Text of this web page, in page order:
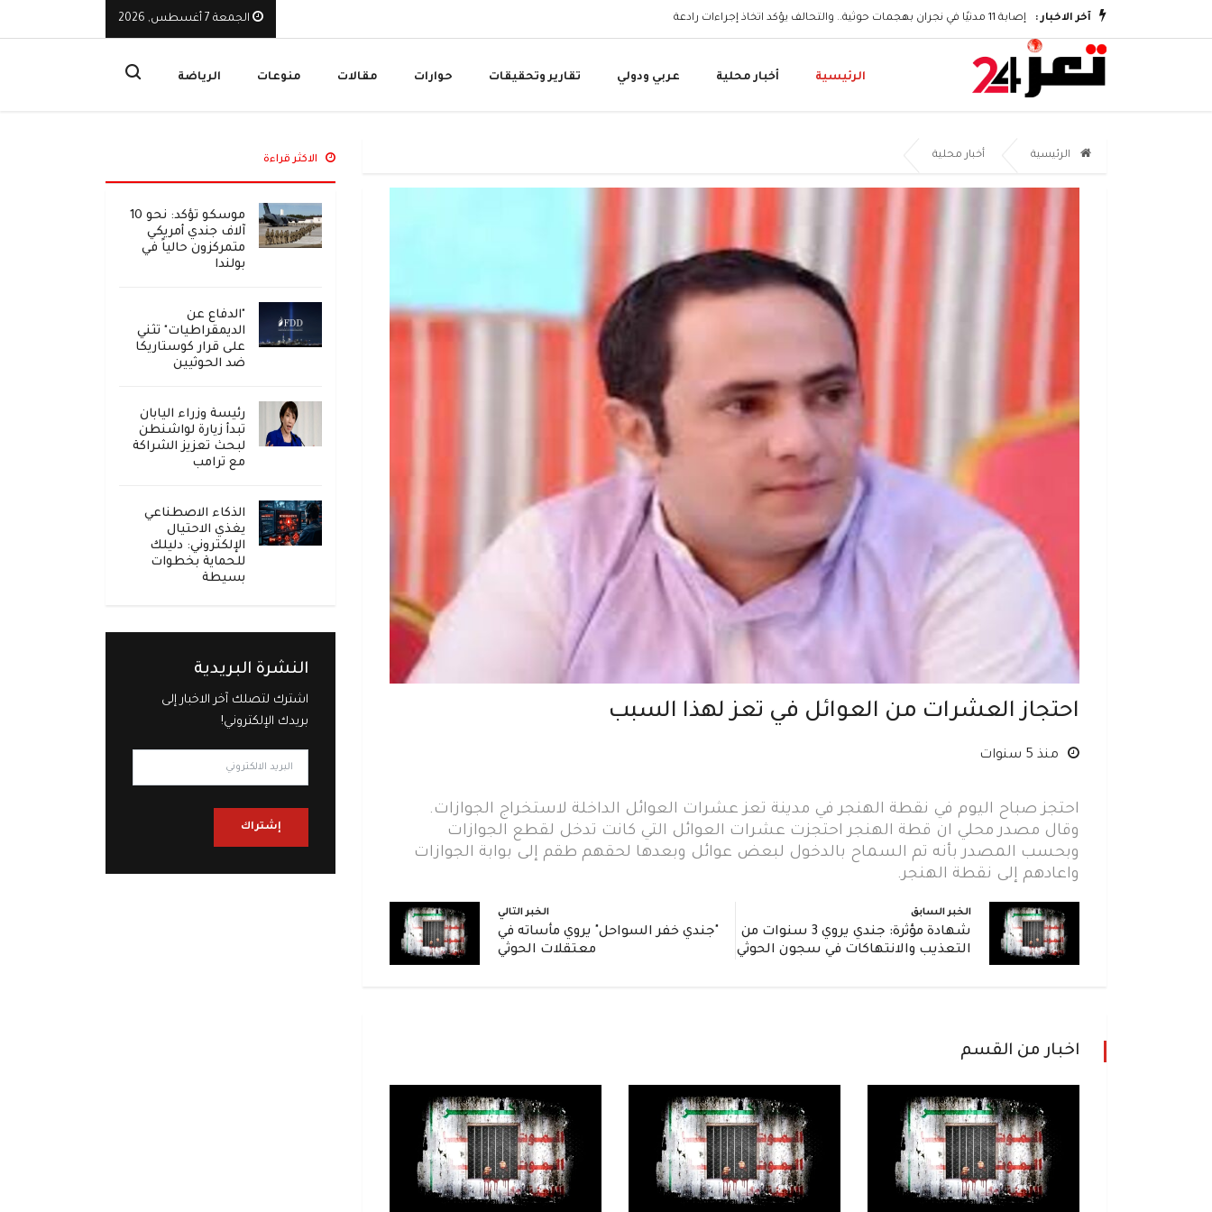
آخر الاخبار : إصابة 11 مدنيًا في نجران بهجمات حوثية.. والتحالف يؤكد اتخاذ إجراءات رادعة البنك المركزي اليمني يوقف تراخيص ثلاث منشآت صرافة ويأمر بإغلاق مقراتها
الجمعة 7 أغسطس, 2026
الرئيسية أخبار محلية عربي ودولي تقارير وتحقيقات حوارات مقالات منوعات الرياضة
الرئيسية أخبار محلية
احتجاز العشرات من العوائل في تعز لهذا السبب
منذ 5 سنوات
احتجز صباح اليوم في نقطة الهنجر في مدينة تعز عشرات العوائل الداخلة لاستخراج الجوازات.
وقال مصدر محلي ان قطة الهنجر احتجزت عشرات العوائل التي كانت تدخل لقطع الجوازات
وبحسب المصدر بأنه تم السماح بالدخول لبعض عوائل وبعدها لحقهم طقم إلى بوابة الجوازات
واعادهم إلى نقطة الهنجر.
الخبر السابق
شهادة مؤثرة: جندي يروي 3 سنوات من
التعذيب والانتهاكات في سجون الحوثي
الخبر التالي
"جندي خفر السواحل" يروي مأساته في
معتقلات الحوثي
اخبار من القسم
الاكثر قراءة
موسكو تؤكد: نحو 10
آلاف جندي أمريكي
متمركزون حالياً في
بولندا
"الدفاع عن
الديمقراطيات" تثني
على قرار كوستاريكا
ضد الحوثيين
رئيسة وزراء اليابان
تبدأ زيارة لواشنطن
لبحث تعزيز الشراكة
مع ترامب
الذكاء الاصطناعي
يغذي الاحتيال
الإلكتروني: دليلك
للحماية بخطوات
بسيطة
النشرة البريدية
اشترك لتصلك آخر الاخبار إلى
بريدك الإلكتروني!
إشتراك